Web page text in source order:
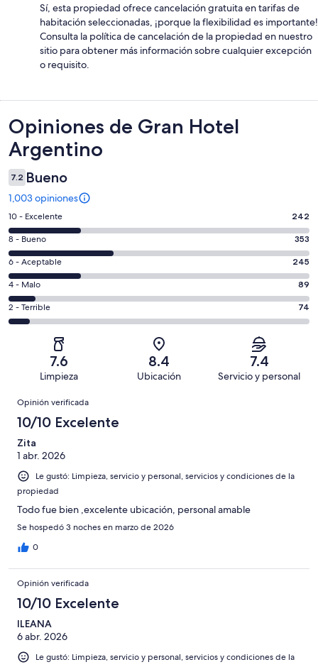
Sí, esta propiedad ofrece cancelación gratuita en tarifas de
habitación seleccionadas, ¡porque la flexibilidad es importante!
Consulta la política de cancelación de la propiedad en nuestro
sitio para obtener más información sobre cualquier excepción
o requisito.
Opiniones
Opiniones de Gran Hotel
Argentino
7.2 Bueno
1,003 opiniones
Puntuación
de
10,
es
decir,
Excelente.
Basada
en
opiniones
10 - Excelente 242
Puntuación
de
8,
es
decir,
Bueno.
opiniones
8 - Bueno 353
Puntuación
de
6,
es
decir,
Aceptable.
de
1003
opiniones
6 - Aceptable 245
Puntuación
de
4,
Basada
89
de
opiniones
4 - Malo 89
Puntuación
de
Terrible.
Basada
de
1003
opiniones
2 - Terrible 74
7.6
Limpieza
8.4
Ubicación
7.4
Servicio y personal
Opiniones
Opinión verificada
10/10 Excelente
Zita
1 abr. 2026
Le gustó: Limpieza, servicio y personal, servicios y condiciones de la
propiedad
Todo fue bien ,excelente ubicación, personal amable
Se hospedó 3 noches en marzo de 2026
0
Opinión verificada
10/10 Excelente
ILEANA
6 abr. 2026
Le gustó: Limpieza, servicio y personal, servicios y condiciones de la